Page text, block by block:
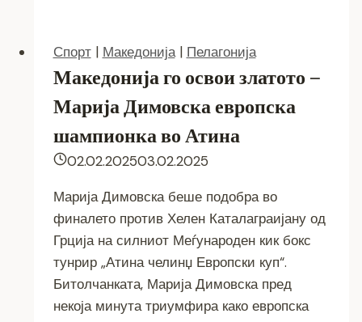
Спорт| Македонија| Пелагонија
Македонија го освои златото –
Марија Димовска европска
шампионка во Атина
02.02.202503.02.2025
Марија Димовска беше подобра во
финалето против Хелен Каталаграијану од
Грција на силниот Меѓународен кик бокс
тунрир „Атина челинџ Европски куп“.
Битолчанката, Марија Димовска пред
некоја минута триумфира како европска